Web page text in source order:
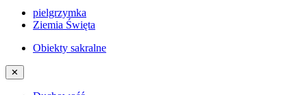
pielgrzymka
Ziemia Święta
Obiekty sakralne
✕